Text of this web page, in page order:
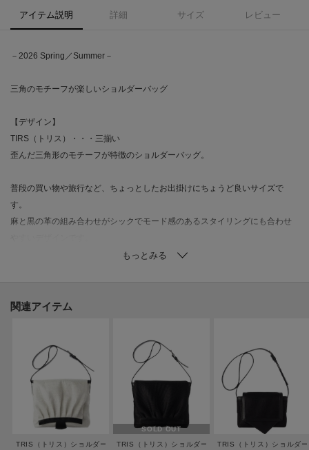
アイテム説明 詳細 サイズ レビュー
－2026 Spring／Summer－
三角のモチーフが楽しいショルダーバッグ
【デザイン】
TIRS（トリス）・・・三揃い
歪んだ三角形のモチーフが特徴のショルダーバッグ。
普段の買い物や旅行など、ちょっとしたお出掛けにちょうど良いサイズで
す。
麻と黒の革の組み合わせがシックでモード感のあるスタイリングにも合わせ
【素材】
ーーーーーーーーーーーーーーーーーーーーーーーーーーー
◆気になるアイテムは『お気に入り登録』がおすすめです◆
オンラインサイトの商品ページにある「ハートマーク」をクリックして簡単
関連アイテム
TRIS（トリス）ショルダーバッグM
SOLD OUT
TRIS（トリス）ショルダーバッグMTRIS（トリス）ショルダ